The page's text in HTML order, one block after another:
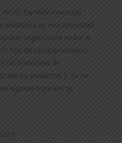
NIDO También conocido
anidación, es una necesidad
seguro para recibir al
tipo de comportamiento
las hormonas de
y prolactina 1. Se ha
algunas especies de